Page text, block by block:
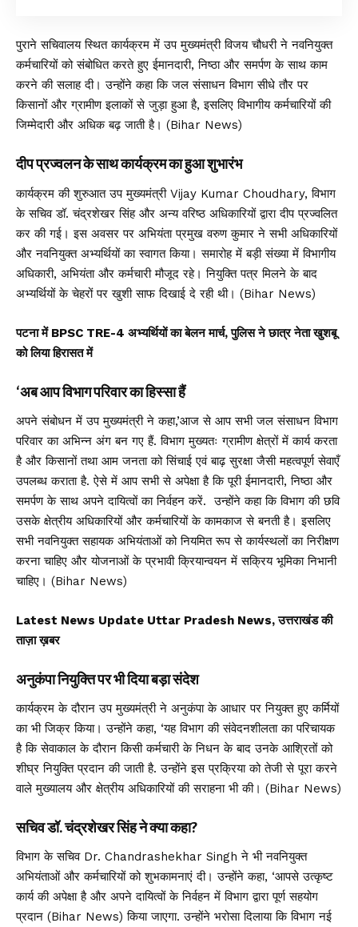
पुराने सचिवालय स्थित कार्यक्रम में उप मुख्यमंत्री विजय चौधरी ने नवनियुक्त
कर्मचारियों को संबोधित करते हुए ईमानदारी, निष्ठा और समर्पण के साथ काम
करने की सलाह दी। उन्होंने कहा कि जल संसाधन विभाग सीधे तौर पर
किसानों और ग्रामीण इलाकों से जुड़ा हुआ है, इसलिए विभागीय कर्मचारियों की
जिम्मेदारी और अधिक बढ़ जाती है। (Bihar News)
दीप प्रज्वलन के साथ कार्यक्रम का हुआ शुभारंभ
कार्यक्रम की शुरुआत उप मुख्यमंत्री Vijay Kumar Choudhary, विभाग
के सचिव डॉ. चंद्रशेखर सिंह और अन्य वरिष्ठ अधिकारियों द्वारा दीप प्रज्वलित
कर की गई। इस अवसर पर अभियंता प्रमुख वरुण कुमार ने सभी अधिकारियों
और नवनियुक्त अभ्यर्थियों का स्वागत किया। समारोह में बड़ी संख्या में विभागीय
अधिकारी, अभियंता और कर्मचारी मौजूद रहे। नियुक्ति पत्र मिलने के बाद
अभ्यर्थियों के चेहरों पर खुशी साफ दिखाई दे रही थी। (Bihar News)
पटना में BPSC TRE-4 अभ्यर्थियों का बेलन मार्च, पुलिस ने छात्र नेता खुशबू
को लिया हिरासत में
‘अब आप विभाग परिवार का हिस्सा हैं
अपने संबोधन में उप मुख्यमंत्री ने कहा,’आज से आप सभी जल संसाधन विभाग
परिवार का अभिन्न अंग बन गए हैं. विभाग मुख्यतः ग्रामीण क्षेत्रों में कार्य करता
है और किसानों तथा आम जनता को सिंचाई एवं बाढ़ सुरक्षा जैसी महत्वपूर्ण सेवाएँ
उपलब्ध कराता है. ऐसे में आप सभी से अपेक्षा है कि पूरी ईमानदारी, निष्ठा और
समर्पण के साथ अपने दायित्वों का निर्वहन करें. उन्होंने कहा कि विभाग की छवि
उसके क्षेत्रीय अधिकारियों और कर्मचारियों के कामकाज से बनती है। इसलिए
सभी नवनियुक्त सहायक अभियंताओं को नियमित रूप से कार्यस्थलों का निरीक्षण
करना चाहिए और योजनाओं के प्रभावी क्रियान्वयन में सक्रिय भूमिका निभानी
चाहिए। (Bihar News)
Latest News Update Uttar Pradesh News, उत्तराखंड की
ताज़ा ख़बर
अनुकंपा नियुक्ति पर भी दिया बड़ा संदेश
कार्यक्रम के दौरान उप मुख्यमंत्री ने अनुकंपा के आधार पर नियुक्त हुए कर्मियों
का भी जिक्र किया। उन्होंने कहा, ‘यह विभाग की संवेदनशीलता का परिचायक
है कि सेवाकाल के दौरान किसी कर्मचारी के निधन के बाद उनके आश्रितों को
शीघ्र नियुक्ति प्रदान की जाती है. उन्होंने इस प्रक्रिया को तेजी से पूरा करने
वाले मुख्यालय और क्षेत्रीय अधिकारियों की सराहना भी की। (Bihar News)
सचिव डॉ. चंद्रशेखर सिंह ने क्या कहा?
विभाग के सचिव Dr. Chandrashekhar Singh ने भी नवनियुक्त
अभियंताओं और कर्मचारियों को शुभकामनाएं दी। उन्होंने कहा, ‘आपसे उत्कृष्ट
कार्य की अपेक्षा है और अपने दायित्वों के निर्वहन में विभाग द्वारा पूर्ण सहयोग
प्रदान (Bihar News) किया जाएगा. उन्होंने भरोसा दिलाया कि विभाग नई